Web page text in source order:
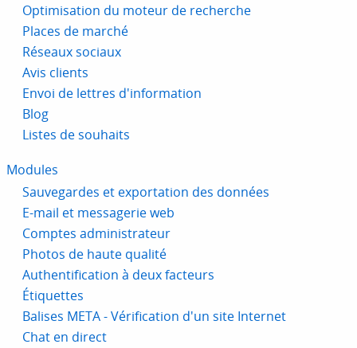
Optimisation du moteur de recherche
Places de marché
Réseaux sociaux
Avis clients
Envoi de lettres d'information
Blog
Listes de souhaits
Modules
Sauvegardes et exportation des données
E-mail et messagerie web
Comptes administrateur
Photos de haute qualité
Authentification à deux facteurs
Étiquettes
Balises META - Vérification d'un site Internet
Chat en direct